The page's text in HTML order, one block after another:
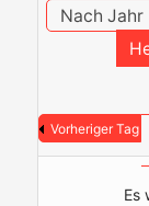
Nach Jahr
Vorheriger Tag
Es